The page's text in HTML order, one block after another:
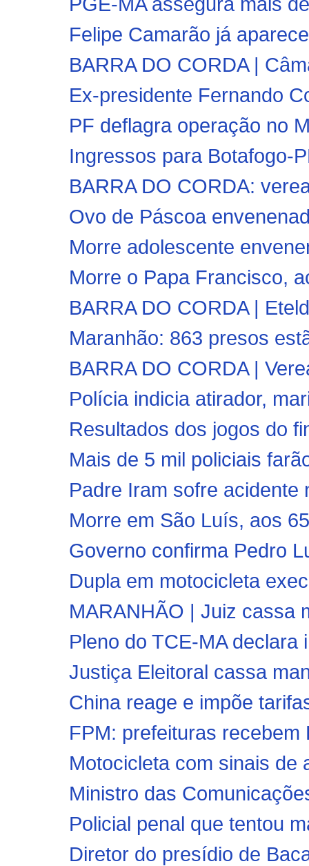
Felipe Camarão já
BARRA DO CORDA |
Ex-presidente Fernando
PF deflagra operação no
Ingressos para Botafogo-
BARRA DO CORDA:
Ovo de Páscoa
Morre adolescente
Morre o Papa Francisco,
BARRA DO CORDA |
Maranhão: 863 presos
BARRA DO CORDA |
Polícia indicia atirador,
Resultados dos jogos do
Mais de 5 mil policiais
Padre Iram sofre acidente
Morre em São Luís, aos
Governo confirma Pedro
Dupla em motocicleta
MARANHÃO | Juiz cassa
Pleno do TCE-MA
Justiça Eleitoral cassa
China reage e impõe
FPM: prefeituras
Motocicleta com sinais de
Ministro das
Policial penal que tentou
Diretor do presídio de